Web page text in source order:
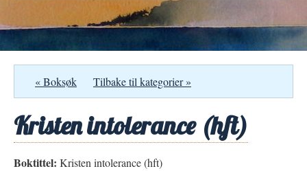
« Boksøk Tilbake til kategorier »
Kristen intolerance (hft)
Boktittel: Kristen intolerance (hft)